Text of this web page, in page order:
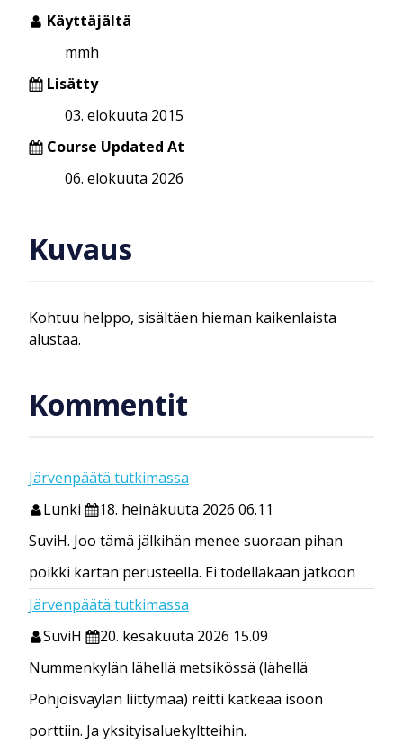
Käyttäjältä
mmh
Lisätty
03. elokuuta 2015
Course Updated At
06. elokuuta 2026
Kuvaus
Kohtuu helppo, sisältäen hieman kaikenlaista
alustaa.
Kommentit
Järvenpäätä tutkimassa
Lunki
18. heinäkuuta 2026 06.11
SuviH. Joo tämä jälkihän menee suoraan pihan
poikki kartan perusteella. Ei todellakaan jatkoon
Järvenpäätä tutkimassa
SuviH
20. kesäkuuta 2026 15.09
Nummenkylän lähellä metsikössä (lähellä
Pohjoisväylän liittymää) reitti katkeaa isoon
porttiin. Ja yksityisaluekyltteihin.